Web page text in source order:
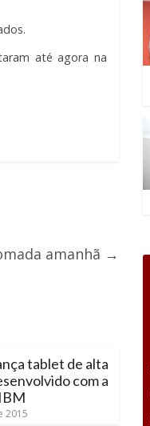
até agora na
amanhã →
tablet de alta
com a
2015